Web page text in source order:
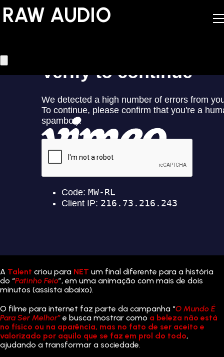
RAW AUDIO
RAW AUDIO
A Talent criou para NET um final diferente para a história
do “Patinho Feio”, em uma animação com mais de dois
minutos (assista abaixo).
O filme para internet faz parte da campanha “O Mundo É
Para Ser Melhor” e busca mostrar como a beleza não está
no físico ou na aparência, mas no fato de ser aceito e
valorizado por aquilo que se faz em prol do todo,
ajudando a transformar a sociedade.